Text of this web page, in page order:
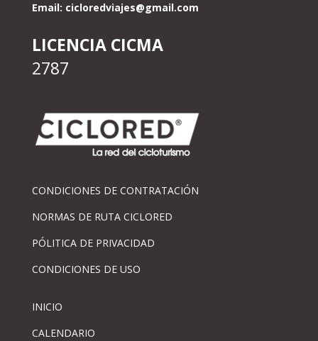
Email: cicloredviajes@gmail.com
LICENCIA CICMA
2787
CONDICIONES DE CONTRATACIÓN
NORMAS DE RUTA CICLORED
PÓLITICA DE PRIVACIDAD
CONDICIONES DE USO
INICIO
CALENDARIO